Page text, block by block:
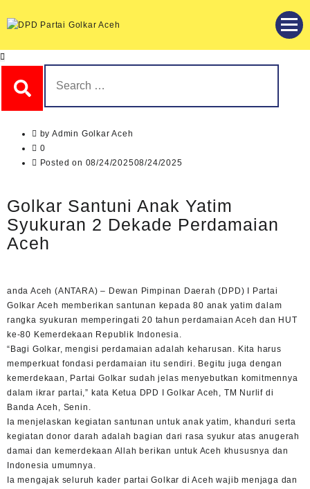
to
for:
byAdmin Golkar Aceh
0
Posted on 08/24/202508/24/2025
Golkar Santuni Anak Yatim
Syukuran 2 Dekade Perdamaian
Aceh
anda Aceh (ANTARA) – Dewan Pimpinan Daerah (DPD) I Partai
Golkar Aceh memberikan santunan kepada 80 anak yatim dalam
rangka syukuran memperingati 20 tahun perdamaian Aceh dan HUT
ke-80 Kemerdekaan Republik Indonesia.
“Bagi Golkar, mengisi perdamaian adalah keharusan. Kita harus
memperkuat fondasi perdamaian itu sendiri. Begitu juga dengan
kemerdekaan, Partai Golkar sudah jelas menyebutkan komitmennya
dalam ikrar partai,” kata Ketua DPD I Golkar Aceh, TM Nurlif di
Banda Aceh, Senin.
Ia menjelaskan kegiatan santunan untuk anak yatim, khanduri serta
kegiatan donor darah adalah bagian dari rasa syukur atas anugerah
damai dan kemerdekaan Allah berikan untuk Aceh khususnya dan
Indonesia umumnya.
Ia mengajak seluruh kader partai Golkar di Aceh wajib menjaga dan